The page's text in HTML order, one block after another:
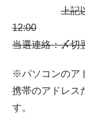
上記
12:00
当選連絡：〆切
※パソコンのア
携帯のアドレス
す。